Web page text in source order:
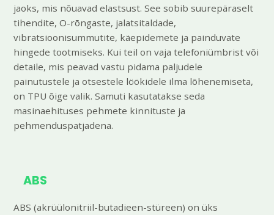
jaoks, mis nõuavad elastsust. See sobib suurepäraselt
tihendite, O-rõngaste, jalatsitaldade,
vibratsioonisummutite, käepidemete ja painduvate
hingede tootmiseks. Kui teil on vaja telefoniümbrist või
detaile, mis peavad vastu pidama paljudele
painutustele ja otsestele löökidele ilma lõhenemiseta,
on TPU õige valik. Samuti kasutatakse seda
masinaehituses pehmete kinnituste ja
pehmenduspatjadena.
ABS
ABS (akrüülonitriil-butadieen-stüreen) on üks